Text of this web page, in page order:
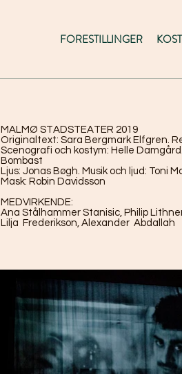
FORESTILLINGER
MALMØ STADSTEATER 2019
Originaltext: Sara Bergmark Elfgren.
Scenografi och kostym: Helle
Bombast
Ljus: Jonas Bøgh. Musik och ljud: Toni
Mask: Robin Davidsson
MEDVIRKENDE:
Ana Stålhammer Stanisic, Philip
Lilja Frederikson, Alexander Abdallah